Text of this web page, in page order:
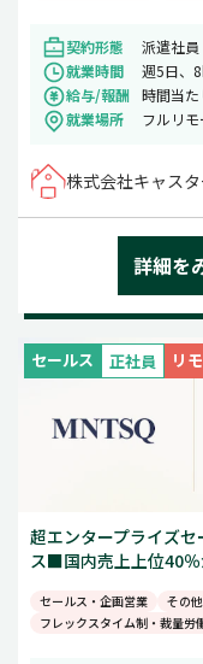
契約形態
派遣社
就業時間
週5日、
給与/報酬 時間当
就業場所
フルリモ
株式会社キャスタ
詳細を
セールス 正社員 リ
超エンタープライズ
ス■国内売上上位40
セールス・企画営業
その
フレックスタイム制・裁量労